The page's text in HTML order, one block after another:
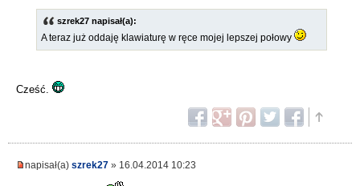
szrek27 napisał(a):
A teraz już oddaję klawiaturę w ręce mojej lepszej połowy
Cześć.
napisał(a) szrek27 » 16.04.2014 10:23